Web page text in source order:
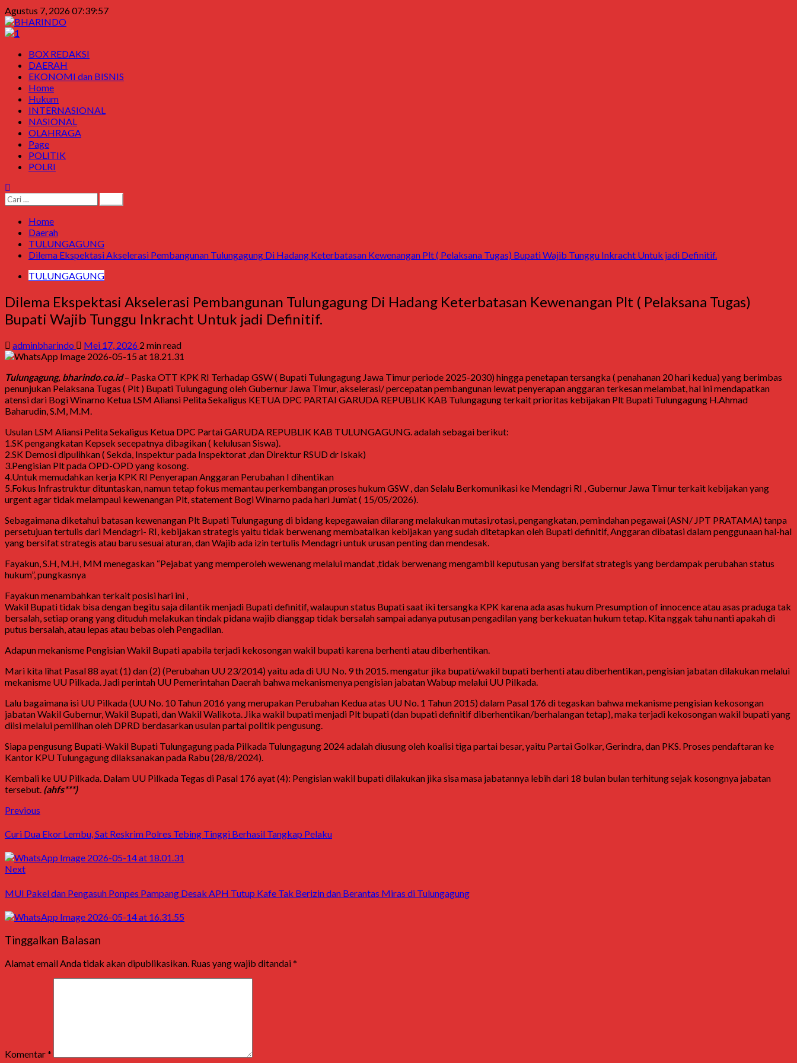
Skip
to
content
Agustus 7, 202607:39:57
Primary
Menu
BOX REDAKSI
DAERAH
EKONOMI dan BISNIS
Home
Hukum
INTERNASIONAL
NASIONAL
OLAHRAGA
Page
POLITIK
POLRI
Cari
untuk:
Home
Daerah
TULUNGAGUNG
Dilema Ekspektasi Akselerasi Pembangunan Tulungagung Di Hadang Keterbatasan Kewenangan Plt ( Pelaksana Tugas) Bupati Wajib Tunggu Inkracht Untuk jadi Definitif.
TULUNGAGUNG
Dilema Ekspektasi Akselerasi Pembangunan Tulungagung Di Hadang Keterbatasan Kewenangan Plt ( Pelaksana Tugas)
Bupati Wajib Tunggu Inkracht Untuk jadi Definitif.
adminbharindo Mei 17, 2026 2 min read
Tulungagung, bharindo.co.id– Paska OTT KPK RI Terhadap GSW ( Bupati Tulungagung Jawa Timur periode 2025-2030) hingga penetapan tersangka ( penahanan 20 hari kedua) yang berimbas
penunjukan Pelaksana Tugas ( Plt ) Bupati Tulungagung oleh Gubernur Jawa Timur, akselerasi/ percepatan pembangunan lewat penyerapan anggaran terkesan melambat, hal ini mendapatkan
atensi dari Bogi Winarno Ketua LSM Aliansi Pelita Sekaligus KETUA DPC PARTAI GARUDA REPUBLIK KAB Tulungagung terkait prioritas kebijakan Plt Bupati Tulungagung H.Ahmad
Baharudin, S.M, M.M.
Usulan LSM Aliansi Pelita Sekaligus Ketua DPC Partai GARUDA REPUBLIK KAB TULUNGAGUNG. adalah sebagai berikut:
1.SK pengangkatan Kepsek secepatnya dibagikan ( kelulusan Siswa).
2.SK Demosi dipulihkan ( Sekda, Inspektur pada Inspektorat ,dan Direktur RSUD dr Iskak)
3.Pengisian Plt pada OPD-OPD yang kosong.
4.Untuk memudahkan kerja KPK RI Penyerapan Anggaran Perubahan I dihentikan
5.Fokus Infrastruktur dituntaskan, namun tetap fokus memantau perkembangan proses hukum GSW , dan Selalu Berkomunikasi ke Mendagri RI , Gubernur Jawa Timur terkait kebijakan yang
urgent agar tidak melampaui kewenangan Plt, statement Bogi Winarno pada hari Jum’at ( 15/05/2026).
Sebagaimana diketahui batasan kewenangan Plt Bupati Tulungagung di bidang kepegawaian dilarang melakukan mutasi,rotasi, pengangkatan, pemindahan pegawai (ASN/ JPT PRATAMA) tanpa
persetujuan tertulis dari Mendagri- RI, kebijakan strategis yaitu tidak berwenang membatalkan kebijakan yang sudah ditetapkan oleh Bupati definitif, Anggaran dibatasi dalam penggunaan hal-hal
yang bersifat strategis atau baru sesuai aturan, dan Wajib ada izin tertulis Mendagri untuk urusan penting dan mendesak.
Fayakun, S.H, M.H, MM menegaskan “Pejabat yang memperoleh wewenang melalui mandat ,tidak berwenang mengambil keputusan yang bersifat strategis yang berdampak perubahan status
hukum”, pungkasnya
Fayakun menambahkan terkait posisi hari ini ,
Wakil Bupati tidak bisa dengan begitu saja dilantik menjadi Bupati definitif, walaupun status Bupati saat iki tersangka KPK karena ada asas hukum Presumption of innocence atau asas praduga tak
bersalah, setiap orang yang dituduh melakukan tindak pidana wajib dianggap tidak bersalah sampai adanya putusan pengadilan yang berkekuatan hukum tetap. Kita nggak tahu nanti apakah di
putus bersalah, atau lepas atau bebas oleh Pengadilan.
Adapun mekanisme Pengisian Wakil Bupati apabila terjadi kekosongan wakil bupati karena berhenti atau diberhentikan.
Mari kita lihat Pasal 88 ayat (1) dan (2) (Perubahan UU 23/2014) yaitu ada di UU No. 9 th 2015. mengatur jika bupati/wakil bupati berhenti atau diberhentikan, pengisian jabatan dilakukan melalui
mekanisme UU Pilkada. Jadi perintah UU Pemerintahan Daerah bahwa mekanismenya pengisian jabatan Wabup melalui UU Pilkada.
Lalu bagaimana isi UU Pilkada (UU No. 10 Tahun 2016 yang merupakan Perubahan Kedua atas UU No. 1 Tahun 2015) dalam Pasal 176 di tegaskan bahwa mekanisme pengisian kekosongan
jabatan Wakil Gubernur, Wakil Bupati, dan Wakil Walikota. Jika wakil bupati menjadi Plt bupati (dan bupati definitif diberhentikan/berhalangan tetap), maka terjadi kekosongan wakil bupati yang
diisi melalui pemilihan oleh DPRD berdasarkan usulan partai politik pengusung.
Siapa pengusung Bupati-Wakil Bupati Tulungagung pada Pilkada Tulungagung 2024 adalah diusung oleh koalisi tiga partai besar, yaitu Partai Golkar, Gerindra, dan PKS. Proses pendaftaran ke
Kantor KPU Tulungagung dilaksanakan pada Rabu (28/8/2024).
Kembali ke UU Pilkada. Dalam UU Pilkada Tegas di Pasal 176 ayat (4): Pengisian wakil bupati dilakukan jika sisa masa jabatannya lebih dari 18 bulan bulan terhitung sejak kosongnya jabatan
tersebut. (ahfs***)
Post
navigation
Previous
Curi Dua Ekor Lembu, Sat Reskrim Polres Tebing Tinggi Berhasil Tangkap Pelaku
NextNext
MUI Pakel dan Pengasuh Ponpes Pampang Desak APH Tutup Kafe Tak Berizin dan Berantas Miras di Tulungagung
Tinggalkan Balasan
Alamat email Anda tidak akan dipublikasikan. Ruas yang wajib ditandai*
Komentar*